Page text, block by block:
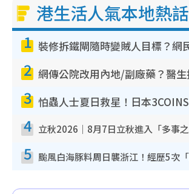
港生活人氣本地熱話
1
2
3
4
5